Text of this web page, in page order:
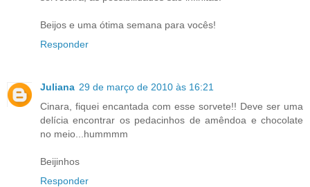
Beijos e uma ótima semana para vocês!
Responder
Juliana 29 de março de 2010 às 16:21
Cinara, fiquei encantada com esse sorvete!! Deve ser uma
delícia encontrar os pedacinhos de amêndoa e chocolate
no meio...hummmm
Beijinhos
Responder